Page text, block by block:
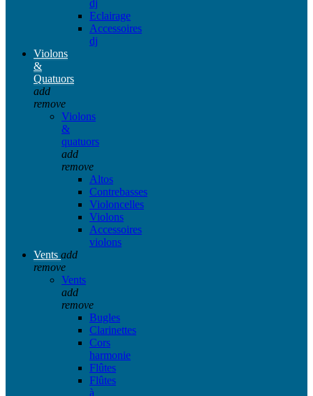
dj
Eclairage
Accessoires
dj
Violons
&
Quatuors
add
remove
Violons
&
quatuors
add
remove
Altos
Contrebasses
Violoncelles
Violons
Accessoires
violons
Vents add
remove
Vents
add
remove
Bugles
Clarinettes
Cors
harmonie
Flûtes
Flûtes
à